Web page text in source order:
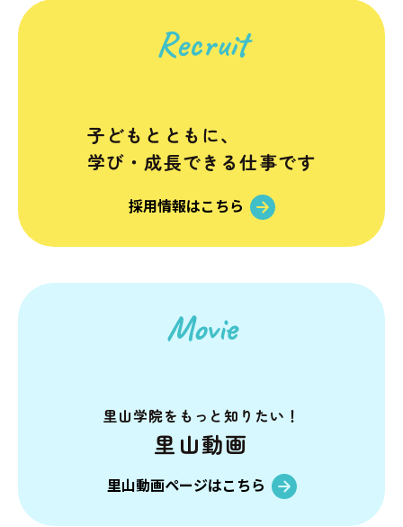
Recruit
子どもとともに、
学び・成長できる仕事です
採用情報はこちら
Movie
里山学院を もっと知りたい！
里山動画
里山動画ページはこちら